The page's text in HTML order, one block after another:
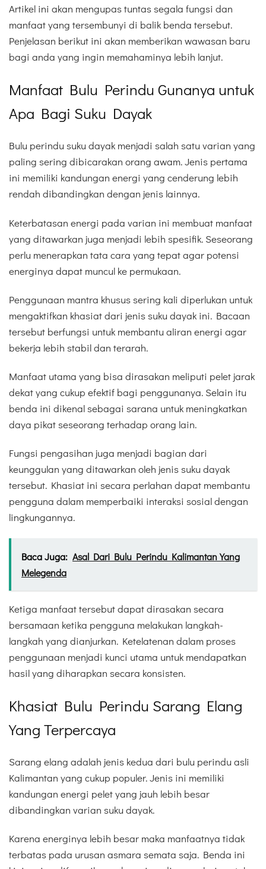
Artikel ini akan mengupas tuntas segala fungsi dan
manfaat yang tersembunyi di balik benda tersebut.
Penjelasan berikut ini akan memberikan wawasan baru
bagi anda yang ingin memahaminya lebih lanjut.
Manfaat Bulu Perindu Gunanya untuk
Apa Bagi Suku Dayak
Bulu perindu suku dayak menjadi salah satu varian yang
paling sering dibicarakan orang awam. Jenis pertama
ini memiliki kandungan energi yang cenderung lebih
rendah dibandingkan dengan jenis lainnya.
Keterbatasan energi pada varian ini membuat manfaat
yang ditawarkan juga menjadi lebih spesifik. Seseorang
perlu menerapkan tata cara yang tepat agar potensi
energinya dapat muncul ke permukaan.
Penggunaan mantra khusus sering kali diperlukan untuk
mengaktifkan khasiat dari jenis suku dayak ini. Bacaan
tersebut berfungsi untuk membantu aliran energi agar
bekerja lebih stabil dan terarah.
Manfaat utama yang bisa dirasakan meliputi pelet jarak
dekat yang cukup efektif bagi penggunanya. Selain itu
benda ini dikenal sebagai sarana untuk meningkatkan
daya pikat seseorang terhadap orang lain.
Fungsi pengasihan juga menjadi bagian dari
keunggulan yang ditawarkan oleh jenis suku dayak
tersebut. Khasiat ini secara perlahan dapat membantu
pengguna dalam memperbaiki interaksi sosial dengan
lingkungannya.
Baca Juga: Asal Dari Bulu Perindu Kalimantan Yang
Melegenda
Ketiga manfaat tersebut dapat dirasakan secara
bersamaan ketika pengguna melakukan langkah-
langkah yang dianjurkan. Ketelatenan dalam proses
penggunaan menjadi kunci utama untuk mendapatkan
hasil yang diharapkan secara konsisten.
Khasiat Bulu Perindu Sarang Elang
Yang Terpercaya
Sarang elang adalah jenis kedua dari bulu perindu asli
Kalimantan yang cukup populer. Jenis ini memiliki
kandungan energi pelet yang jauh lebih besar
dibandingkan varian suku dayak.
Karena energinya lebih besar maka manfaatnya tidak
terbatas pada urusan asmara semata saja. Benda ini